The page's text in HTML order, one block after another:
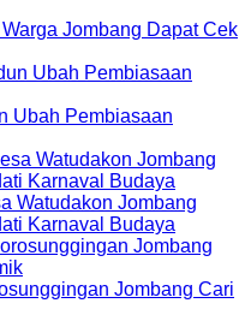
Jombang Dapat Cek
Ubah Pembiasaan
Watudakon Jombang
Karnaval Budaya
Jombang Cari